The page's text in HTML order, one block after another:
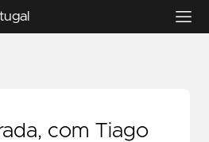
com Tiago